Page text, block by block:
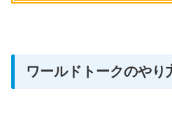
ワールドトークのやり